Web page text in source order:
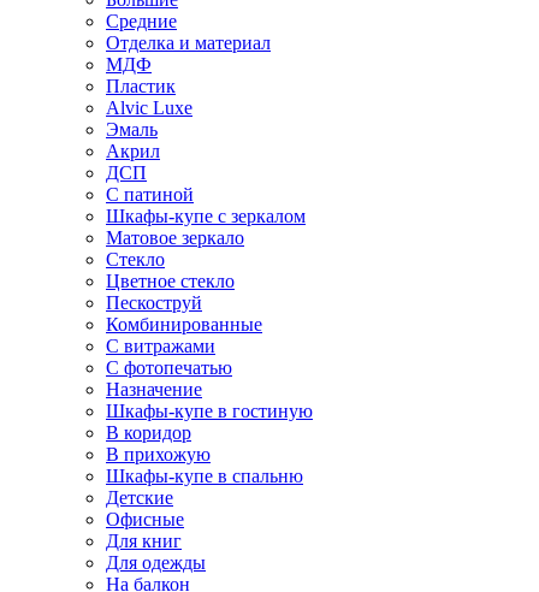
Средние
Отделка и материал
МДФ
Пластик
Alvic Luxe
Эмаль
Акрил
ДСП
С патиной
Шкафы-купе с зеркалом
Матовое зеркало
Стекло
Цветное стекло
Пескоструй
Комбинированные
С витражами
С фотопечатью
Назначение
Шкафы-купе в гостиную
В коридор
В прихожую
Шкафы-купе в спальню
Детские
Офисные
Для книг
Для одежды
На балкон